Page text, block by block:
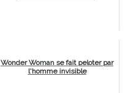
Wonder Woman se fait peloter par
l'homme invisible